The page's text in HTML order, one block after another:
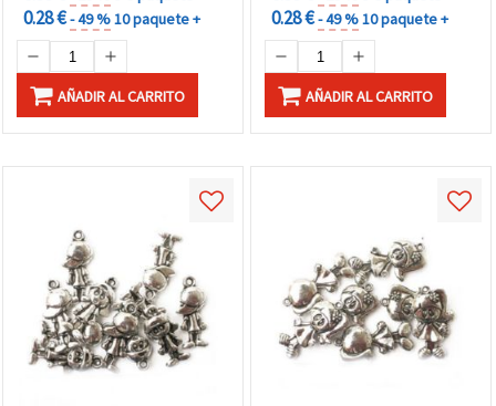
0.28 €- 49 %10 paquete +
AÑADIR AL CARRITO
0.28 €- 49 %10 paquete +
AÑADIR AL CARRITO